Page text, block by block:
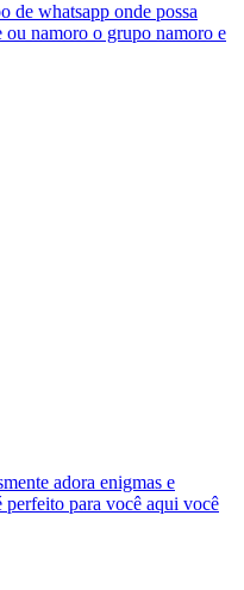
de whatsapp onde possa
ou namoro o grupo namoro e
adora enigmas e
perfeito para você aqui você